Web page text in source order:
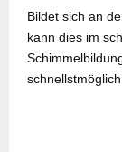
Bildet sich an
kann dies im